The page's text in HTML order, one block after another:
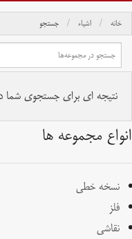
خانه اشیاء جستجو
نتیجه ای برای جستجوی شما
انواع مجموعه ها
نسخه خطی
فلز
نقاشی